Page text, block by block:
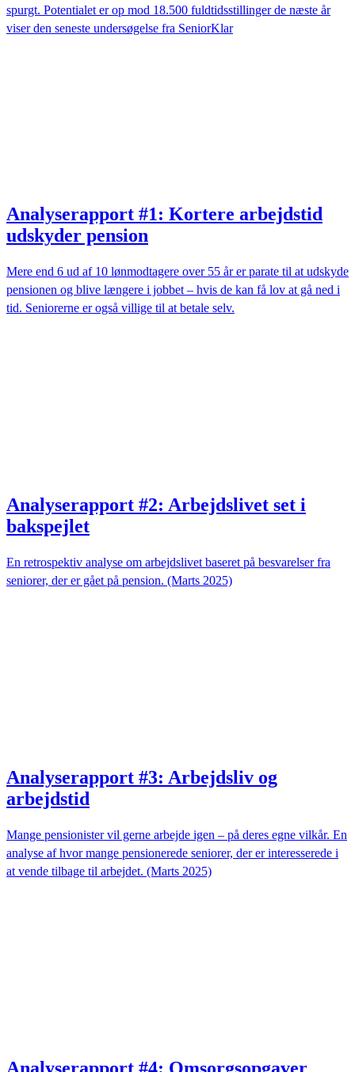
spurgt. Potentialet er op mod 18.500 fuldtidsstillinger de næste år
viser den seneste undersøgelse fra SeniorKlar
Analyserapport #1: Kortere arbejdstid
udskyder pension
Mere end 6 ud af 10 lønmodtagere over 55 år er parate til at udskyde
pensionen og blive længere i jobbet – hvis de kan få lov at gå ned i
tid. Seniorerne er også villige til at betale selv.
Analyserapport #2: Arbejdslivet set i
bakspejlet
En retrospektiv analyse om arbejdslivet baseret på besvarelser fra
seniorer, der er gået på pension. (Marts 2025)
Analyserapport #3: Arbejdsliv og
arbejdstid
Mange pensionister vil gerne arbejde igen – på deres egne vilkår. En
analyse af hvor mange pensionerede seniorer, der er interesserede i
at vende tilbage til arbejdet. (Marts 2025)
Analyserapport #4: Omsorgsopgaver